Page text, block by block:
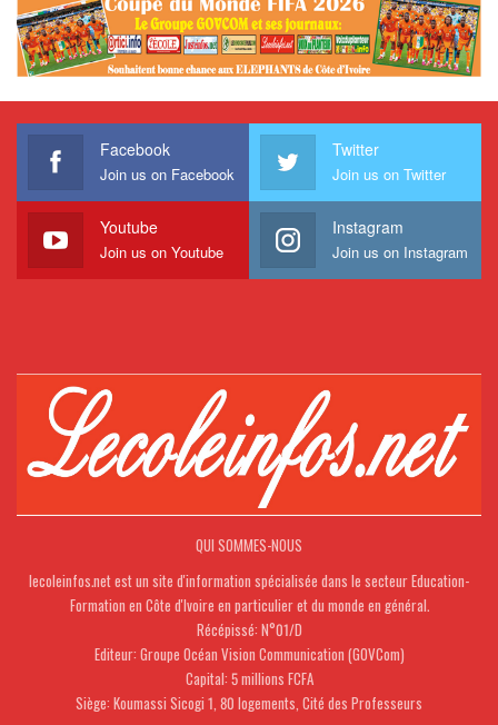
Facebook
Join us on Facebook
Twitter
Join us on Twitter
Youtube
Join us on Youtube
Instagram
Join us on Instagram
QUI SOMMES-NOUS
lecoleinfos.net est un site d'information spécialisée dans le secteur Education-
Formation en Côte d'Ivoire en particulier et du monde en général.
Récépissé: N°01/D
Editeur: Groupe Océan Vision Communication (GOVCom)
Capital: 5 millions FCFA
Siège: Koumassi Sicogi 1, 80 logements, Cité des Professeurs